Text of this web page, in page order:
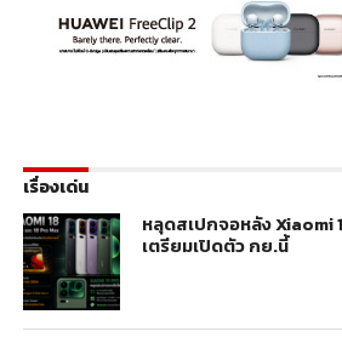
เรื่องเด่น
หลุดสเปกจอหลัง Xiaomi
เตรียมเปิดตัว กย.นี้